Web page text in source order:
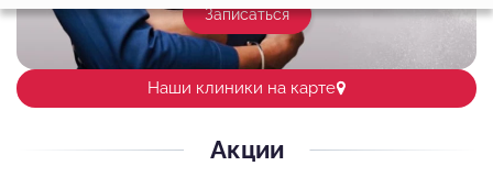
Записаться
Наши клиники на карте
Акции
Аналитические/Функциональные